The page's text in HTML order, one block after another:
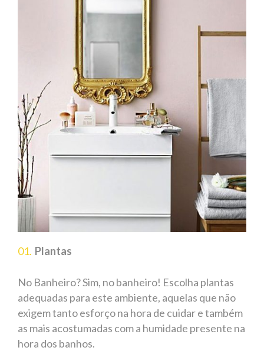
Plantas
No Banheiro? Sim, no banheiro! Escolha plantas
adequadas para este ambiente, aquelas que não
exigem tanto esforço na hora de cuidar e também
as mais acostumadas com a humidade presente na
hora dos banhos.